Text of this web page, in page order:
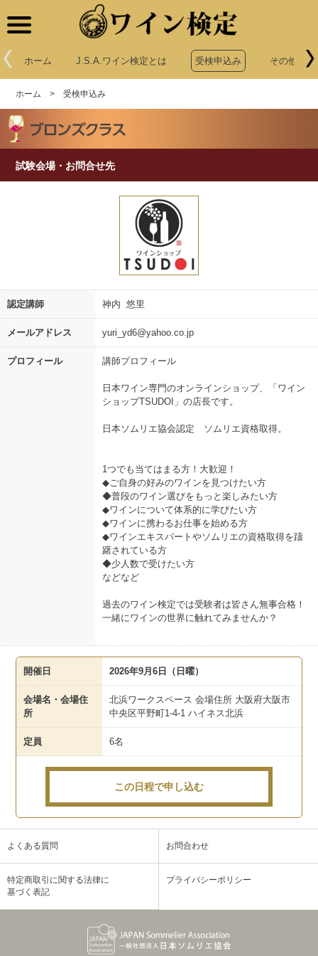
ホーム J.S.A.ワイン検定とは 受検申込み その他申込
ホーム >受検申込み
試験会場・お問合せ先
認定講師 神内 悠里
メールアドレス yuri_yd6@yahoo.co.jp
プロフィール 講師プロフィール
日本ワイン専門のオンラインショップ、「ワイン
ショップTSUDOI」の店長です。
日本ソムリエ協会認定 ソムリエ資格取得。
1つでも当てはまる方！大歓迎！
◆ご自身の好みのワインを見つけたい方
◆普段のワイン選びをもっと楽しみたい方
◆ワインについて体系的に学びたい方
◆ワインに携わるお仕事を始める方
◆ワインエキスパートやソムリエの資格取得を躊
躇されている方
◆少人数で受けたい方
などなど
過去のワイン検定では受験者は皆さん無事合格！
一緒にワインの世界に触れてみませんか？
開催日 2026年9月6日（日曜）
会場名・会場住
所
北浜ワークスペース 会場住所 大阪府大阪市
中央区平野町1-4-1 ハイネス北浜
定員 6名
この日程で申し込む
よくある質問 お問合わせ
特定商取引に関する法律に
基づく表記
プライバシーポリシー